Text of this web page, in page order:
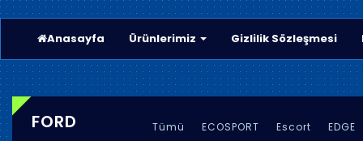
Anasayfa Ürünlerimiz Gizlilik Sözleşmesi
FORD Tümü ECOSPORT Escort EDGE